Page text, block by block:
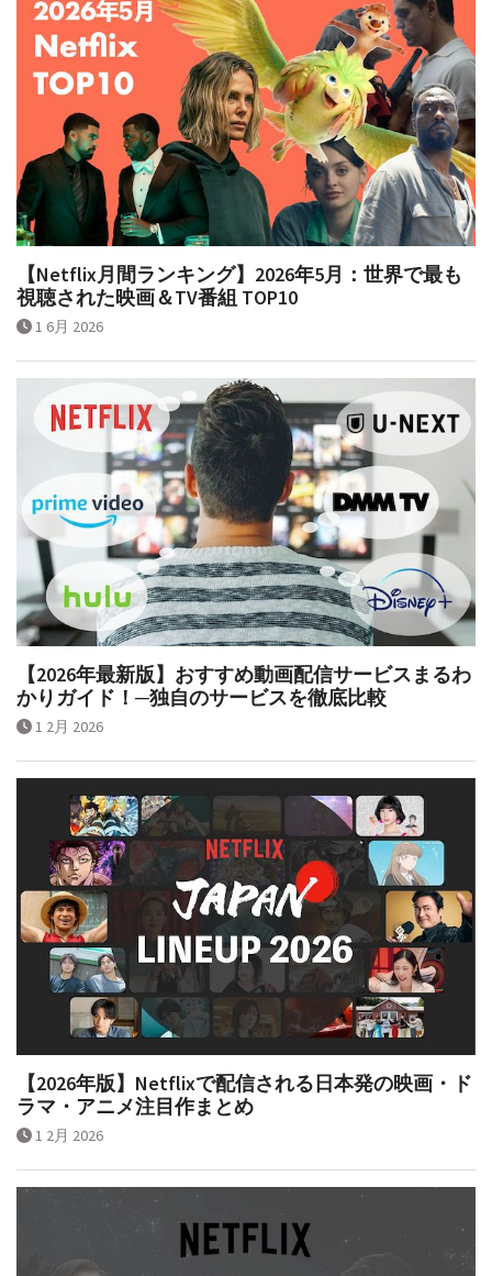
【Netflix月間ランキング】2026年5月：世界で最も
視聴された映画＆TV番組 TOP10
1 6月 2026
【2026年最新版】おすすめ動画配信サービスまるわ
かりガイド！─独自のサービスを徹底比較
1 2月 2026
【2026年版】Netflixで配信される日本発の映画・ド
ラマ・アニメ注目作まとめ
1 2月 2026